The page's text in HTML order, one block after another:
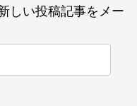
しい投稿記事をメー